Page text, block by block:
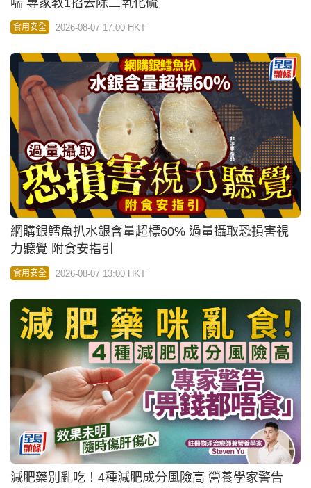
食用安全 2026-08-07 17:00 HKT
網購銀鱈魚扒水銀含量超標60% 過量攝取恐損害視
力聽覺 附食安指引
食用安全 2026-08-07 13:00 HKT
減肥藥別亂吃！4種減肥成分風險高 營養學家警告